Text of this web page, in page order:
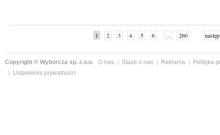
1 2 3 4 5 6 ... 260
Copyright © Wyborcza sp. z o.o. O nas Staże u nas Reklama
Polityka
Ustawienia prywatności